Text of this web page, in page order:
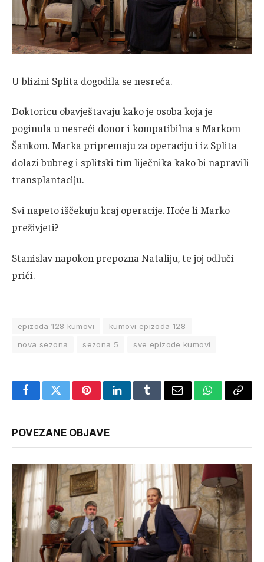
U blizini Splita dogodila se nesreća.
Doktoricu obavještavaju kako je osoba koja je
poginula u nesreći donor i kompatibilna s Markom
Šankom. Marka pripremaju za operaciju i iz Splita
dolazi bubreg i splitski tim liječnika kako bi napravili
transplantaciju.
Svi napeto iščekuju kraj operacije. Hoće li Marko
preživjeti?
Stanislav napokon prepozna Nataliju, te joj odluči
prići.
epizoda 128 kumovi
kumovi epizoda 128
nova sezona
sezona 5 sve epizode kumovi
FacebookTwitterPinterestLinkedInTumblrEmail WhatsApp
Copy
POVEZANE OBJAVE